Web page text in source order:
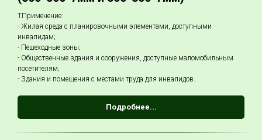
ТПрименение:
- Жилая среда с планировочными элементами, доступными
инвалидам;
- Пешеходные зоны;
- Общественные здания и сооружения, доступные маломобильным
посетителям;
- Здания и помещения с местами труда для инвалидов.
Подробнее...